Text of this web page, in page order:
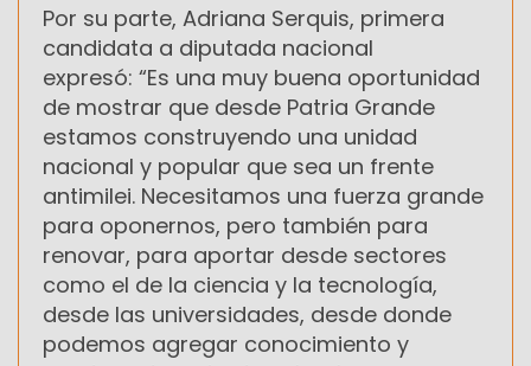
Por su parte, Adriana Serquis, primera
candidata a diputada nacional
expresó: “Es una muy buena oportunidad
de mostrar que desde Patria Grande
estamos construyendo una unidad
nacional y popular que sea un frente
antimilei. Necesitamos una fuerza grande
para oponernos, pero también para
renovar, para aportar desde sectores
como el de la ciencia y la tecnología,
desde las universidades, desde donde
podemos agregar conocimiento y